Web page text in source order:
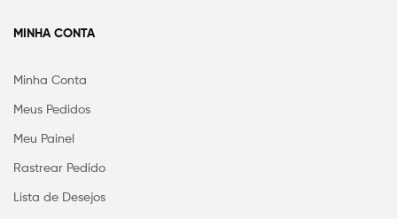
MINHA CONTA
Minha Conta
Meus Pedidos
Meu Painel
Rastrear Pedido
Lista de Desejos